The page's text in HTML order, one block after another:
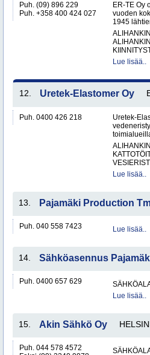
Puh. (09) 896 229
Puh. +358 400 424 027
ER-TE Oy
vuoden
1945
Lue lisää..
12. Uretek-Elastomer Oy
Puh. 0400 426 218
Uretek-
Lue lisää..
13. Pajamäki Production
Puh. 040 558 7423 Lue lisää..
14. Sähköasennus
Puh. 0400 657 629
Lue lisää..
15. Akin Sähkö Oy
Puh. 044 578 4572